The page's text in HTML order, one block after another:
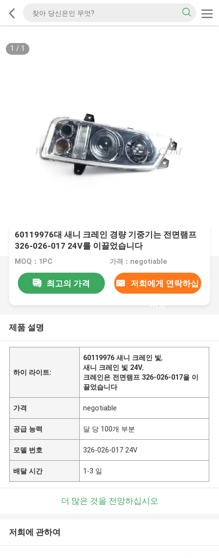
1 / 1
60119976대 새니 크레인 경량 기중기는 전면램프
326-026-017 24V를 이끌었습니다
MOQ：1PC 가격：negotiable
최고의 가격 저희에게 연락하십
시오
제품 설명
하이 라이트:
60119976 새니 크레인 빛,
새니 크레인 빛 24V,
크레인은 전면램프 326-026-017을 이
끌었습니다
가격 negotiable
공급 능력 달 당 100개 부분
모델 번호 326-026-017 24V
배달 시간 1-3 일
더 많은 것을 전망하십시오
저희에 관하여